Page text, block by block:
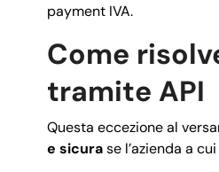
payment IVA.
Come
tramite API
Questa eccezione al
e sicurase l’azienda a